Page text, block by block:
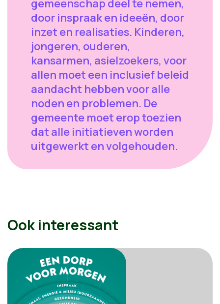
gemeenschap deel te nemen,
door inspraak en ideeën, door
inzet en realisaties. Kinderen,
jongeren, ouderen,
kansarmen, asielzoekers, voor
allen moet een inclusief beleid
aandacht hebben voor alle
noden en problemen. De
gemeente moet erop toezien
dat alle initiatieven worden
uitgewerkt en volgehouden.
Ook interessant